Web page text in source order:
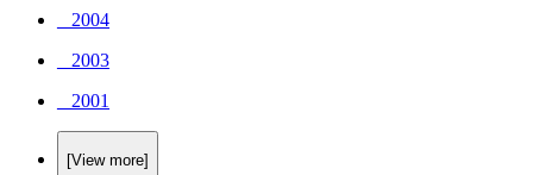
_ 2004
_ 2003
_ 2001
[View more]